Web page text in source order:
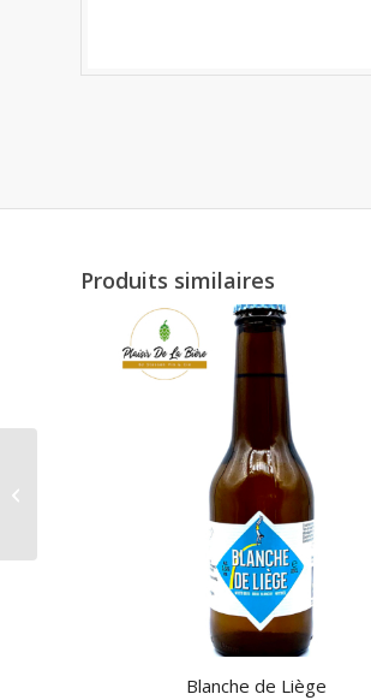
Produits similaires
Blanche de Liège